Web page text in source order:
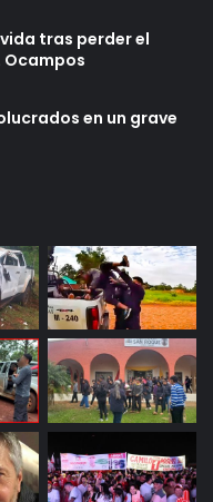
tras perder el
Ocampos
en un grave